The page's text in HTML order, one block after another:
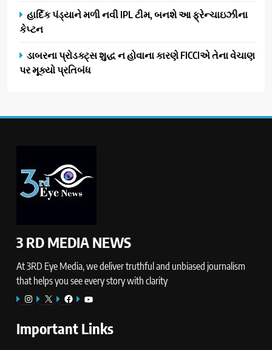
હાર્દિક પંડ્યાને મળી નવી IPL ટીમ, બનશે આ ફ્રેન્ચાઇઝીના
કેપ્ટન
ડાબરના પ્રોડક્ટ્સ શુદ્ધ ન હોવાના કારણે FICCIએ તેના વેચાણ
પર મૂક્યો પ્રતિબંધ
3 RD MEDIA NEWS
At 3RD Eye Media, we deliver truthful and unbiased journalism
that helps you see every story with clarity
Instagram
X Facebook
YouTube
Important Links